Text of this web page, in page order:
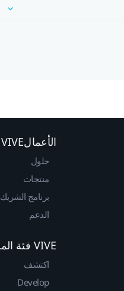
الأعمالVIVE
حلول
منتجات
برنامج الشريك
الدعم
VIVE فئة المطوريين
اكتشف
Develop